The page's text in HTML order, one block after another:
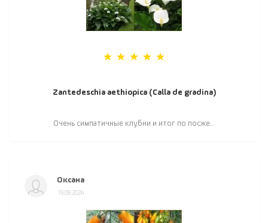
Zantedeschia aethiopica (Calla de gradina)
Очень симпатичные клубни и итог по посже...
Оксана
19.09.2024